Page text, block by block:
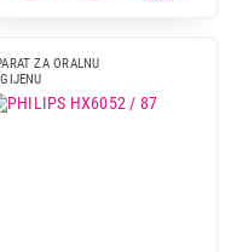
ZA ORALNU